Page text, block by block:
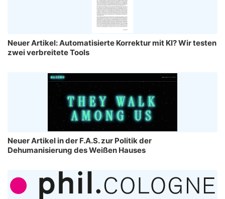
Neuer Artikel: Automatisierte Korrektur mit KI? Wir testen
zwei verbreitete Tools
Neuer Artikel in der F.A.S. zur Politik der
Dehumanisierung des Weißen Hauses